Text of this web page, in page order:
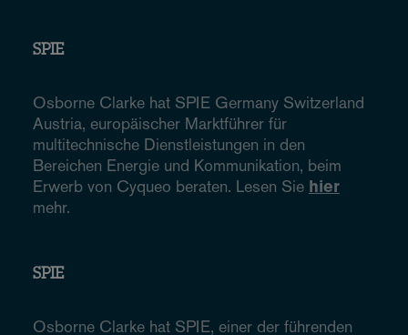
SPIE
Osborne Clarke hat SPIE Germany Switzerland
Austria, europäischer Marktführer für
multitechnische Dienstleistungen in den
Bereichen Energie und Kommunikation, beim
Erwerb von Cyqueo beraten. Lesen Sie hier
mehr.
SPIE
Osborne Clarke hat SPIE, einer der führenden